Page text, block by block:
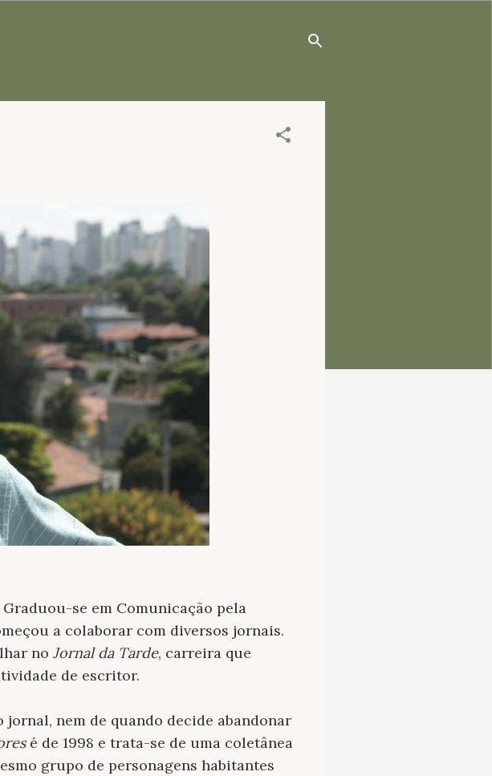
se em Comunicação pela
a colaborar com diversos jornais.
no Jornal da Tarde, carreira que
de escritor.
nem de quando decide abandonar
é de 1998 e trata-se de uma coletânea
grupo de personagens habitantes